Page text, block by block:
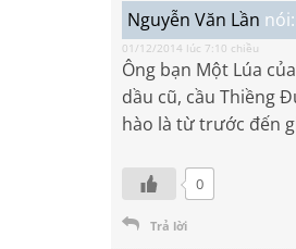
Nguyễn Văn Lần nói:
01/12/2014 lúc 7:10 chiều
Ông bạn Một Lúa
dầu cũ, cầu Thiềng
hào là từ trước đến
0
Trả lời